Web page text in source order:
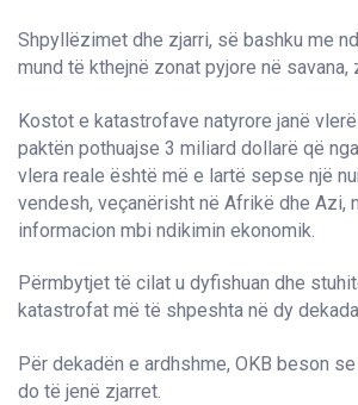
Shpyllëzimet dhe zjarri, së bashku me
mund të kthejnë zonat pyjore në savana,
Kostot e katastrofave natyrore janë
paktën pothuajse 3 miliard dollarë që
vlera reale është më e lartë sepse një
vendesh, veçanërisht në Afrikë dhe Azi,
informacion mbi ndikimin ekonomik.
Përmbytjet të cilat u dyfishuan dhe
katastrofat më të shpeshta në dy
Për dekadën e ardhshme, OKB beson
do të jenë zjarret.